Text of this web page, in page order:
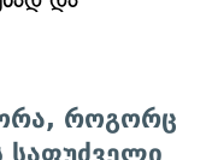
როგორც
საფუძველი